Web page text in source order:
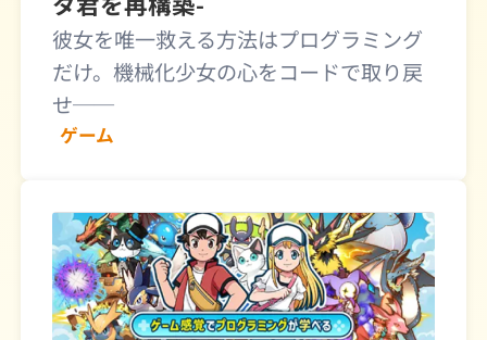
ゲーム
彼女を唯一救える方法はプログラミング
だけ。機械化少女の心をコードで取り戻
せ──